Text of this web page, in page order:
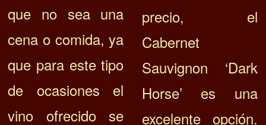
que no sea una
cena o comida, ya
que para este tipo
de ocasiones el
vino ofrecido se
precio, el
Cabernet
Sauvignon ‘Dark
Horse’ es una
excelente opción.